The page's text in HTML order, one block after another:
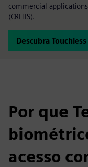
commercial
(CRITIS).
Descubra
Por que
acesso